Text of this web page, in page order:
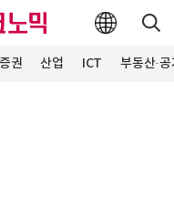
증권 산업 ICT 부동산·